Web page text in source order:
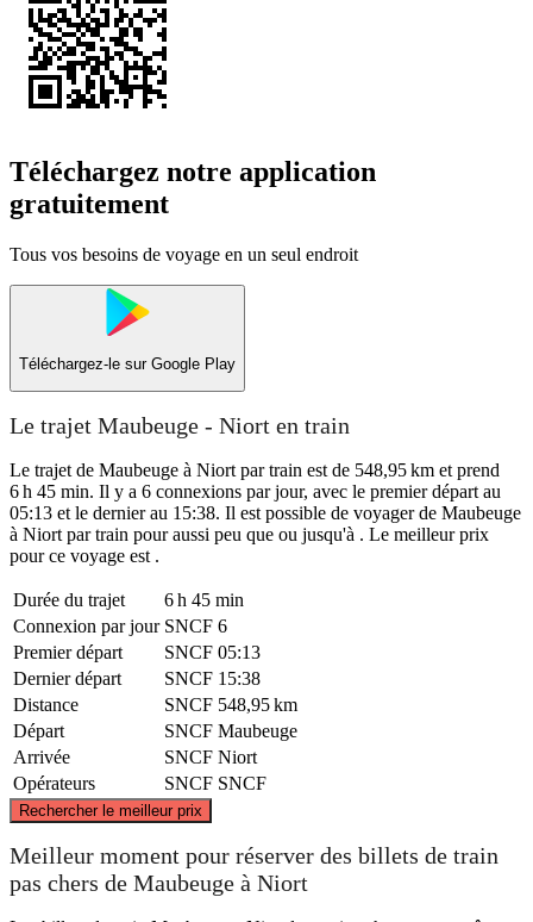
Téléchargez notre application
gratuitement
Tous vos besoins de voyage en un seul endroit
Téléchargez-le sur Google Play
Le trajet Maubeuge - Niort en train
Le trajet de Maubeuge à Niort par train est de 548,95 km et prend
6 h 45 min. Il y a 6 connexions par jour, avec le premier départ au
05:13 et le dernier au 15:38. Il est possible de voyager de Maubeuge
à Niort par train pour aussi peu que ou jusqu'à . Le meilleur prix
pour ce voyage est .
Durée du trajet
6 h 45 min
Connexion par jour SNCF 6
Premier départ
SNCF 05:13
Dernier départ
SNCF 15:38
Distance
SNCF 548,95 km
Départ
SNCF Maubeuge
Arrivée
SNCF Niort
Opérateurs
SNCF SNCF
Rechercher le meilleur prix
Meilleur moment pour réserver des billets de train
pas chers de Maubeuge à Niort